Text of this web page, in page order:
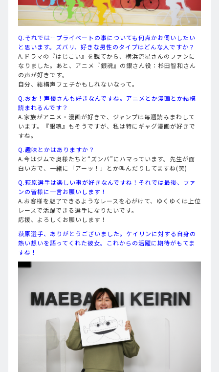
Q.それでは…プライベートの事についても何点かお伺いしたい
と思います。ズバリ、好きな男性のタイプはどんな人ですか？
A.ドラマの『はじこい』を観てから、横浜流星さんのファンに
なりました。あと、アニメ『銀魂』の銀さん役：杉田智和さん
の声が好きです。
自分、結構声フェチかもしれないなって。
Q.おお！声優さんも好きなんですね。アニメとか漫画とか結構
読まれるんです？
A.家族がアニメ・漫画が好きで、ジャンプは毎週読みまわして
います。『銀魂』もそうですが、私は特にギャグ漫画が好きで
すね。
Q.趣味とかはありますか？
A.今はジムで奥様たちと“ズンバ”にハマっています。先生が面
白い方で、一緒に「アーッ！」とか叫んだりしてますね(笑)
Q.萩原選手は楽しい事が好きなんですね！それでは最後、ファ
ンの皆様に一言お願いします！
A.お客様を魅了できるようなレースを心がけて、ゆくゆくは上位
レースで活躍できる選手になりたいです。
応援、よろしくお願いします！
萩原選手、ありがとうございました。ケイリンに対する自身の
熱い想いを語ってくれた彼女。これからの活躍に期待がもてま
すね！